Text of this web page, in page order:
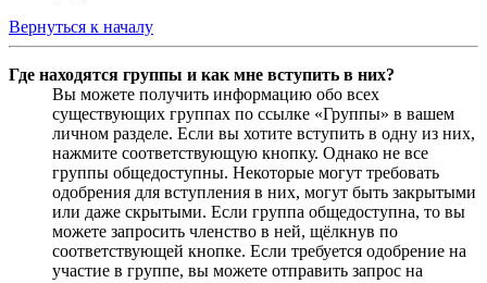
Вернуться к началу
Где находятся группы и как мне вступить в них?
Вы можете получить информацию обо всех
существующих группах по ссылке «Группы» в вашем
личном разделе. Если вы хотите вступить в одну из них,
нажмите соответствующую кнопку. Однако не все
группы общедоступны. Некоторые могут требовать
одобрения для вступления в них, могут быть закрытыми
или даже скрытыми. Если группа общедоступна, то вы
можете запросить членство в ней, щёлкнув по
соответствующей кнопке. Если требуется одобрение на
участие в группе, вы можете отправить запрос на